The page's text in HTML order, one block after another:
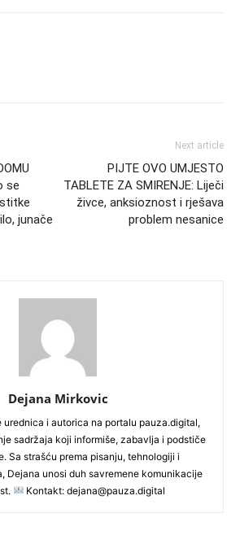
se
junače
Next article
PIJTE OVO UMJESTO
TABLETE ZA SMIRENJE: Liječi
živce, anksioznost i rješava
problem nesanice
Dejana Mirkovic
i autorica na portalu pauza.digital,
sadržaja koji informiše, zabavlja i podstiče
Sa strašću prema pisanju, tehnologiji i
Dejana unosi duh savremene komunikacije
Kontakt: dejana@pauza.digital